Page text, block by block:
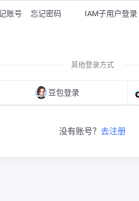
账号 忘记密码 IAM子用户登录
其他登录方式
豆包登录
没有账号？ 去注册